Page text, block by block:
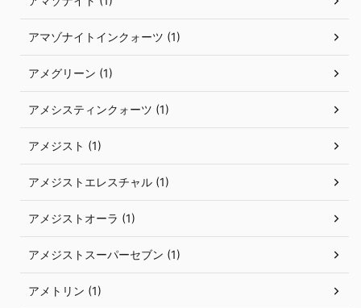
アマゾナイトインクォーツ (1)
アメグリーン (1)
アメシスティンクォーツ (1)
アメジスト (1)
アメジストエレスチャル (1)
アメジストオーラ (1)
アメジストスーパーセブン (1)
アメトリン (1)